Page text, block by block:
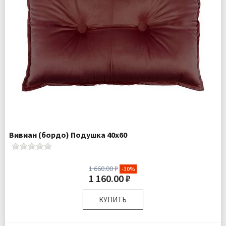
Вивиан (бордо) Подушка 40х60
1 660.00 ₽ -30%
1 160.00 ₽
КУПИТЬ